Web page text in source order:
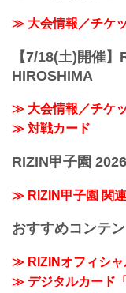
≫ 大会情報／チケ
【7/18(土)開催
HIROSHIMA
≫ 大会情報／チケ
≫ 対戦カード
RIZIN甲子園 2026
≫ RIZIN甲子園 関
おすすめコンテ
≫ RIZINオフィシャ
≫ デジタルカード